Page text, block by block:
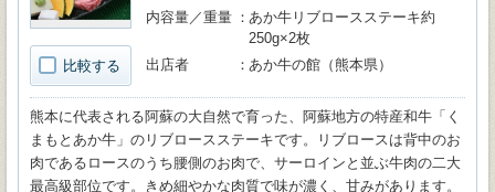
比較する
内容量／重量
あか牛リブロースステーキ約
250g×2枚
出店者
あか牛の館（熊本県）
熊本に代表される阿蘇の大自然で育った、阿蘇地方の特産和牛「く
まもとあか牛」のリブロースステーキです。リブロースは背中のお
肉であるロースのうち腰側のお肉で、サーロインと並ぶ牛肉の二大
最高級部位です。きめ細やかな肉質で味が濃く、甘みがあります。